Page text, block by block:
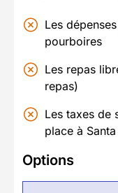
Les
pourboires
Les repas
repas)
Les taxes de
place à
Options